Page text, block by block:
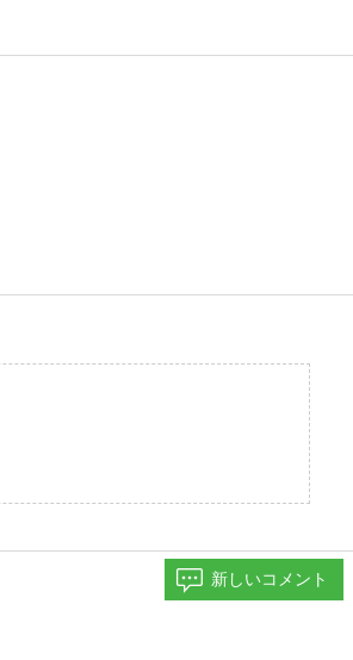
新しいコメント